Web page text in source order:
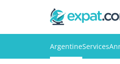
ArgentineServices